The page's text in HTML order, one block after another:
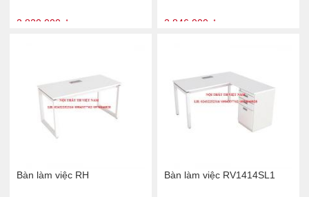
2.820.000 ₫ 2.846.000 ₫
Bàn làm việc RH Bàn làm việc RV1414SL1